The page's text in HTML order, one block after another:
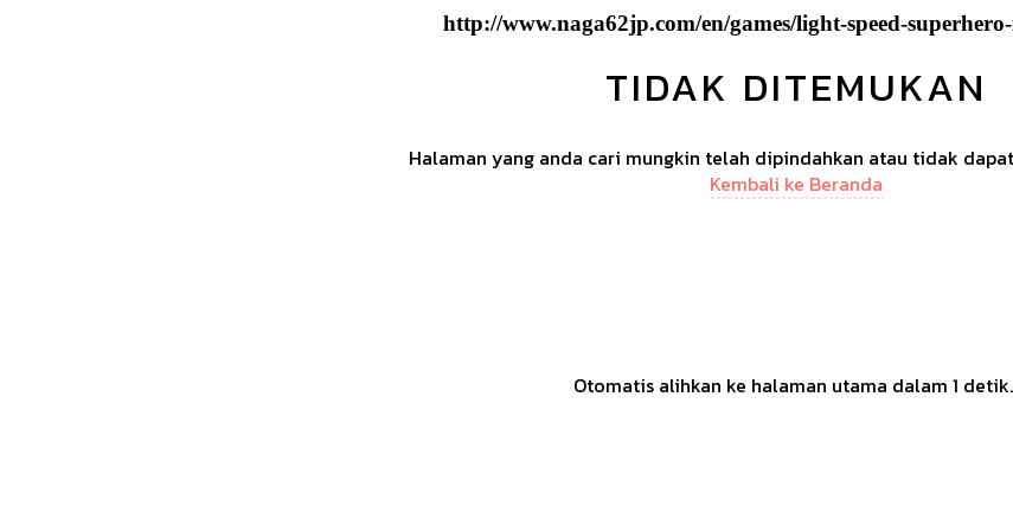
http://www.naga62jp.com/en/games/light-speed-superhero-
TIDAK DITEMUKAN
Halaman yang anda cari mungkin telah dipindahkan atau tidak
Kembali ke Beranda
Otomatis alihkan ke halaman utama dalam 1